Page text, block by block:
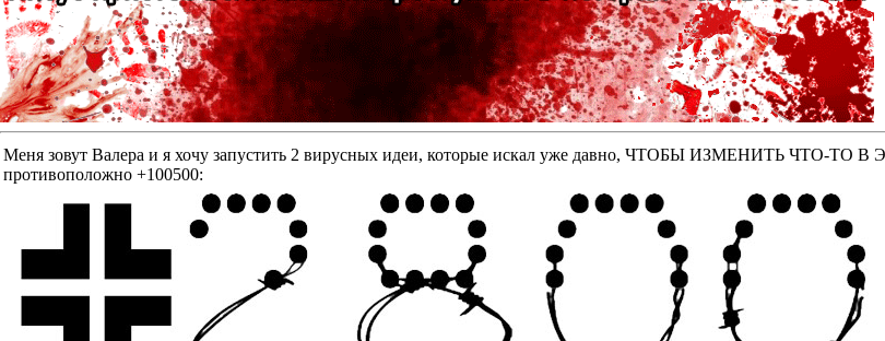
Меня зовут Валера и я хочу запустить 2 вирусных идеи, которые искал уже давно, ЧТОБЫ ИЗМЕНИТЬ ЧТО-ТО
противоположно +100500: